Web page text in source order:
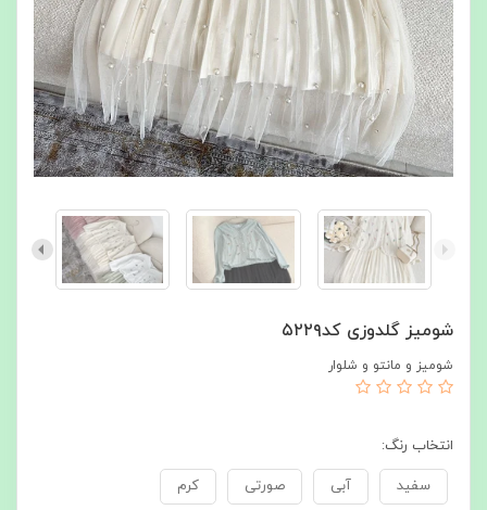
شومیز گلدوزی کد۵۲۲۹
شومیز و مانتو و شلوار
انتخاب رنگ:
سفید آبی صورتی کرم